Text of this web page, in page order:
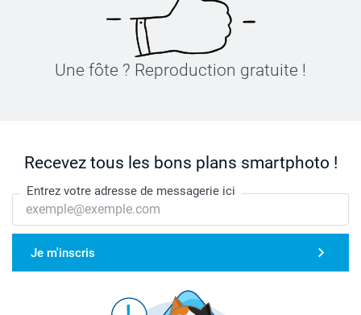
Une fôte ? Reproduction gratuite !
Recevez tous les bons plans smartphoto !
Entrez votre adresse de messagerie ici
Je m'inscris